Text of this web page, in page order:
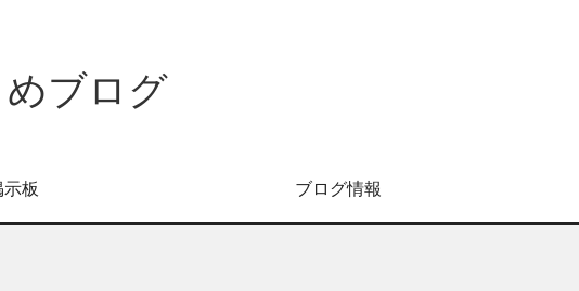
めブログ
示板 ブログ情報